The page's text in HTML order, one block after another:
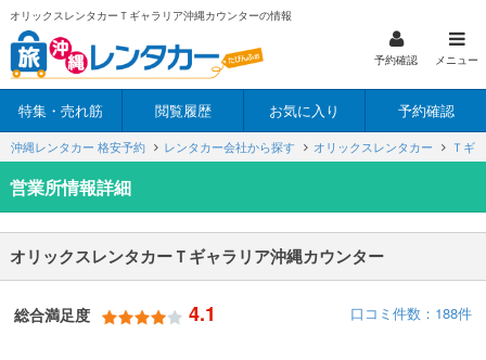
オリックスレンタカーＴギャラリア沖縄カウンターの情報
予約確認 メニュー
特集・売れ筋 閲覧履歴 お気に入り 予約確認
沖縄レンタカー 格安予約 レンタカー会社から探す オリックスレンタカー Ｔギ
営業所情報詳細
オリックスレンタカーＴギャラリア沖縄カウンター
総合満足度 4.1 口コミ件数：188件